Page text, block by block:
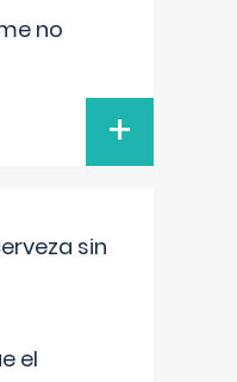
no
+
sin
el